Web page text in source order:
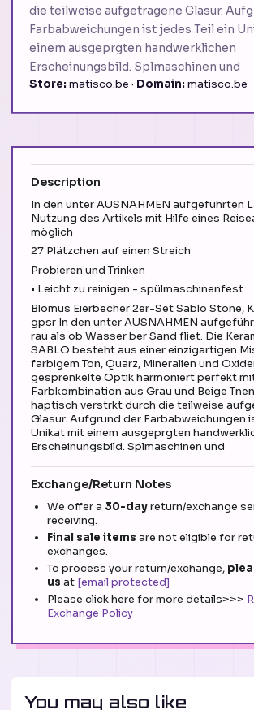
die teilweise aufgetragene Glasur.
Farbabweichungen ist jedes Teil ein
einem ausgeprgten handwerklichen
Erscheinungsbild. Splmaschinen und
Store: matisco.be · Domain: matisco.be
Description
In den unter AUSNAHMEN aufgeführten
Nutzung des Artikels mit Hilfe eines
möglich
27 Plätzchen auf einen Streich
Probieren und Trinken
• Leicht zu reinigen - spülmaschinenfest
Blomus Eierbecher 2er-Set Sablo Stone,
gpsr In den unter AUSNAHMEN
rau als ob Wasser ber Sand fliet. Die
SABLO besteht aus einer einzigartigen
farbigem Ton, Quarz, Mineralien und
gesprenkelte Optik harmoniert perfekt
Farbkombination aus Grau und Beige
haptisch verstrkt durch die teilweise
Glasur. Aufgrund der Farbabweichungen
Unikat mit einem ausgeprgten
Erscheinungsbild. Splmaschinen und
Exchange/Return Notes
We offer a 30-dayreturn/exchange
receiving.
Final sale items are not eligible for
exchanges.
To process your return/exchange,
us at [email protected]
Please click here for more details>>>
Exchange Policy
You may also like